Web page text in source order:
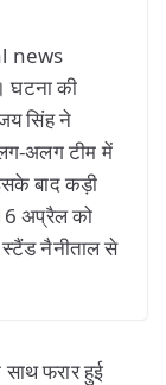
news
घटना की
सिंह ने
अलग टीम में
बाद कड़ी
अप्रैल को
स्टैंड नैनीताल से
फरार हुई